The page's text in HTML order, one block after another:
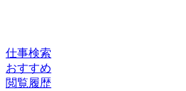
仕事検索
おすすめ
閲覧履歴